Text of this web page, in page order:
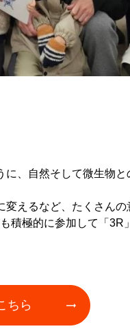
、自然そして微生物と
えるなど、たくさん
積極的に参加して「3R
ちら